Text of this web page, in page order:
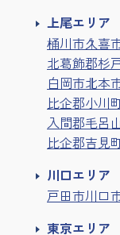
上尾エリア
桶川市久喜
北葛飾郡杉
白岡市北本
比企郡小川
入間郡毛呂
比企郡吉見
川口エリア
戸田市川口
東京エリア